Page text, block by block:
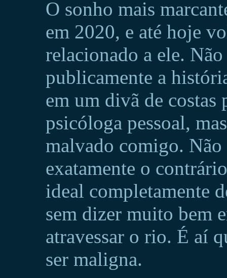
O sonho mais
em 2020, e até hoje
relacionado a ele.
publicamente a
em um divã de
psicóloga pessoal,
malvado comigo.
exatamente o
ideal completamente
sem dizer muito bem
atravessar o rio. É aí
ser maligna.